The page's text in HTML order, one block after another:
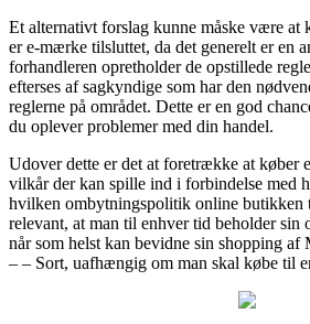
Et alternativt forslag kunne måske være at
er e-mærke tilsluttet, da det generelt er en
forhandleren opretholder de opstillede
efterses af sagkyndige som har den
reglerne på området. Dette er en god
du oplever problemer med din handel.
Udover dette er det at foretrække at køber
vilkår der kan spille ind i forbindelse med
hvilken ombytningspolitik online butikken
relevant, at man til enhver tid beholder sin
når som helst kan bevidne sin shopping
– – Sort, uafhængig om man skal købe til